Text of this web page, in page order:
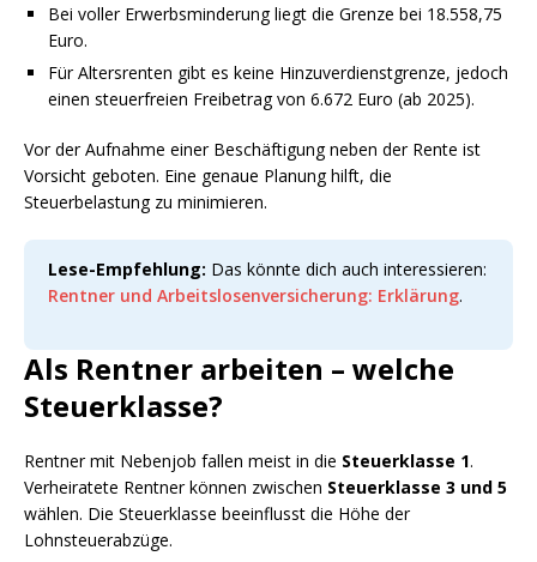
Bei voller Erwerbsminderung liegt die Grenze bei 18.558,75
Euro.
Für Altersrenten gibt es keine Hinzuverdienstgrenze, jedoch
einen steuerfreien Freibetrag von 6.672 Euro (ab 2025).
Vor der Aufnahme einer Beschäftigung neben der Rente ist
Vorsicht geboten. Eine genaue Planung hilft, die
Steuerbelastung zu minimieren.
Lese-Empfehlung: Das könnte dich auch interessieren:
Rentner und Arbeitslosenversicherung: Erklärung.
Als Rentner arbeiten – welche
Steuerklasse?
Rentner mit Nebenjob fallen meist in die Steuerklasse 1.
Verheiratete Rentner können zwischen Steuerklasse 3 und 5
wählen. Die Steuerklasse beeinflusst die Höhe der
Lohnsteuerabzüge.